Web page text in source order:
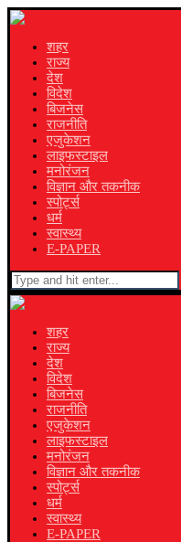
शहर
राज्य
देश
विदेश
बिजनेस
राजनीति
एजुकेशन
लाइफस्टाइल
मनोरंजन
विज्ञान और तकनीक
स्पोर्ट्स
धर्म
स्वास्थ्य
E-PAPER
शहर
राज्य
देश
विदेश
बिजनेस
राजनीति
एजुकेशन
लाइफस्टाइल
मनोरंजन
विज्ञान और तकनीक
स्पोर्ट्स
धर्म
स्वास्थ्य
E-PAPER